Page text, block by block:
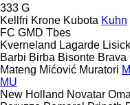
333 G
Kellfri Krone Kubota Kuhn
FC GMD Tbes
Kverneland Lagarde
Barbi Birba Bisonte Brava
Mateng Mićović Muratori
MU
New Holland Novatar